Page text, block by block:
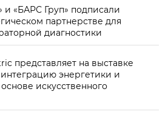
«БАРС Груп» подписали
партнерстве для
диагностики
представляет на выставке
энергетики и
искусственного